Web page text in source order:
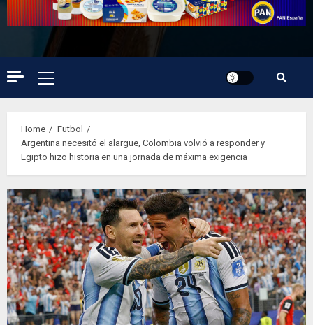
Primary
Menu
Home
Futbol
Argentina necesitó el alargue, Colombia volvió a responder y
Egipto hizo historia en una jornada de máxima exigencia